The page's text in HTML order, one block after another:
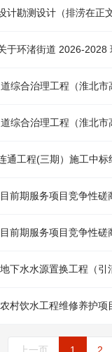
计勘测设计（排涝在正
于环渚街道 2026-
综合治理工程（淮北市
综合治理工程（淮北市
通工程(三期）施工中标
前期服务项目竞争性磋
前期服务项目竞争性磋
下水水源置换工程（
村饮水工程维修养护项